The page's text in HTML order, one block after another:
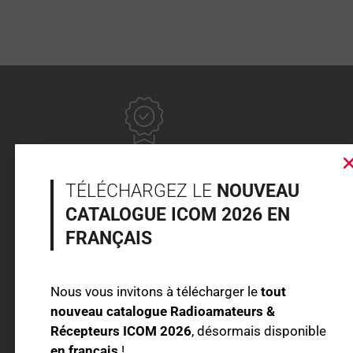
GARANTIE DE 2 ANS SUR LE MATERIEL
ÉCOUTE
TÉLÉCHARGEZ LE NOUVEAU
CATALOGUE ICOM 2026 EN
FRANÇAIS
Nous vous invitons à télécharger letout
nouveau catalogue Radioamateurs &
Récepteurs ICOM 2026, désormais disponible